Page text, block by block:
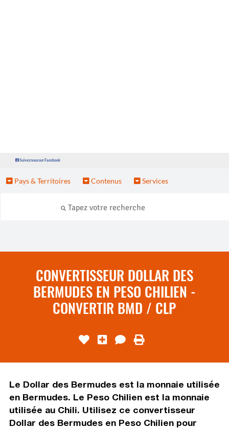
Suivez nous sur Facebook
Pays & Territoires Contenus Services
CONVERTISSEUR DOLLAR DES
BERMUDES EN PESO CHILIEN -
CONVERTIR BMD / CLP
Le Dollar des Bermudes est la monnaie utilisée
en Bermudes. Le Peso Chilien est la monnaie
utilisée au Chili. Utilisez ce convertisseur
Dollar des Bermudes en Peso Chilien pour